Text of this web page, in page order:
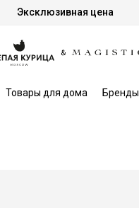
Эксклюзивная цена
Товары для дома Бренды